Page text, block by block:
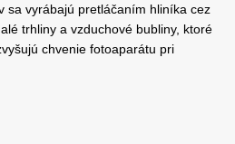
sa vyrábajú pretláčaním hliníka cez
trhliny a vzduchové bubliny, ktoré
chvenie fotoaparátu pri